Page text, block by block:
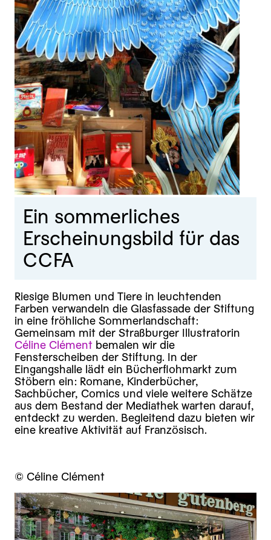
Ein sommerliches
Erscheinungsbild für das
CCFA
Riesige Blumen und Tiere in leuchtenden
Farben verwandeln die Glasfassade der Stiftung
in eine fröhliche Sommerlandschaft:
Gemeinsam mit der Straßburger Illustratorin
Céline Clément bemalen wir die
Fensterscheiben der Stiftung. In der
Eingangshalle lädt ein Bücherflohmarkt zum
Stöbern ein: Romane, Kinderbücher,
Sachbücher, Comics und viele weitere Schätze
aus dem Bestand der Mediathek warten darauf,
entdeckt zu werden. Begleitend dazu bieten wir
eine kreative Aktivität auf Französisch.
© Céline Clément